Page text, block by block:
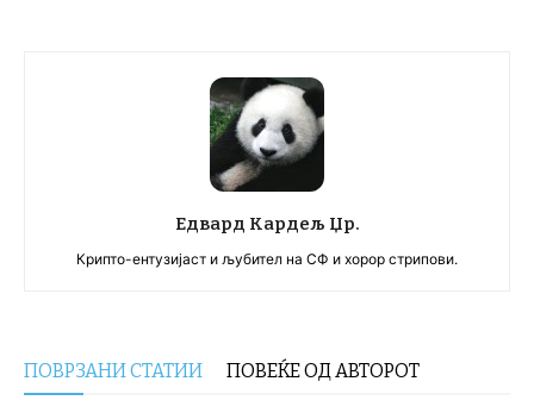
Едвард Кардељ Џр.
Крипто-ентузијаст и љубител на СФ и хорор стрипови.
ПОВРЗАНИ СТАТИИ ПОВЕЌЕ ОД АВТОРОТ